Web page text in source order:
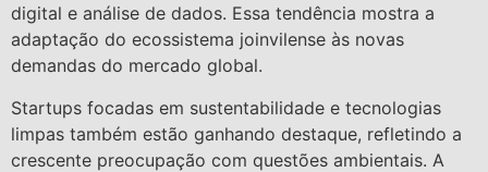
digital e análise de dados. Essa tendência mostra a
adaptação do ecossistema joinvilense às novas
demandas do mercado global.
Startups focadas em sustentabilidade e tecnologias
limpas também estão ganhando destaque, refletindo a
crescente preocupação com questões ambientais. A